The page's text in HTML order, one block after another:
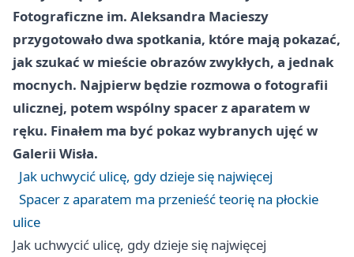
Fotograficzne im. Aleksandra Macieszy
przygotowało dwa spotkania, które mają pokazać,
jak szukać w mieście obrazów zwykłych, a jednak
mocnych. Najpierw będzie rozmowa o fotografii
ulicznej, potem wspólny spacer z aparatem w
ręku. Finałem ma być pokaz wybranych ujęć w
Galerii Wisła.
Jak uchwycić ulicę, gdy dzieje się najwięcej
Spacer z aparatem ma przenieść teorię na płockie
ulice
Jak uchwycić ulicę, gdy dzieje się najwięcej